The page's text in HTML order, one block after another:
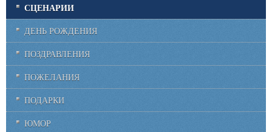
СЦЕНАРИИ
ДЕНЬ РОЖДЕНИЯ
ПОЗДРАВЛЕНИЯ
ПОЖЕЛАНИЯ
ПОДАРКИ
ЮМОР